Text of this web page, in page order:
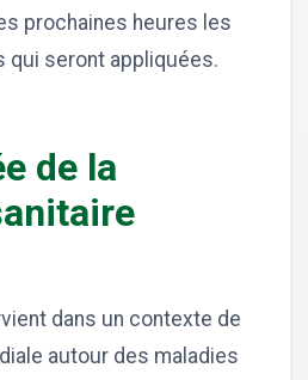
prochaines heures les
seront appliquées.
de la
dans un contexte de
autour des maladies